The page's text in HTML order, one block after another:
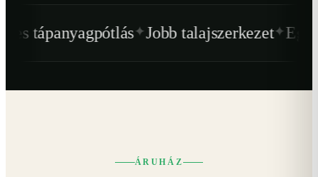
✦Jobb talajszerkezet✦Egészségesebb
ÁRUHÁZ